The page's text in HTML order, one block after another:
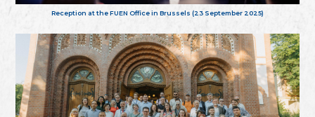
Reception at the FUEN Office in Brussels (23 September 2025)